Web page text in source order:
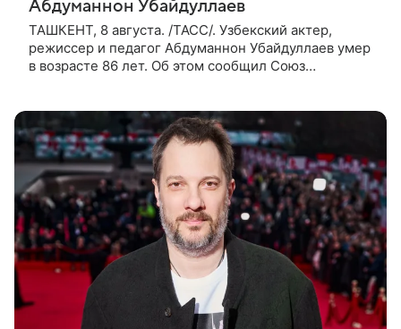
Абдуманнон Убайдуллаев
ТАШКЕНТ, 8 августа. /ТАСС/. Узбекский актер,
режиссер и педагог Абдуманнон Убайдуллаев умер
в возрасте 86 лет. Об этом сообщил Союз